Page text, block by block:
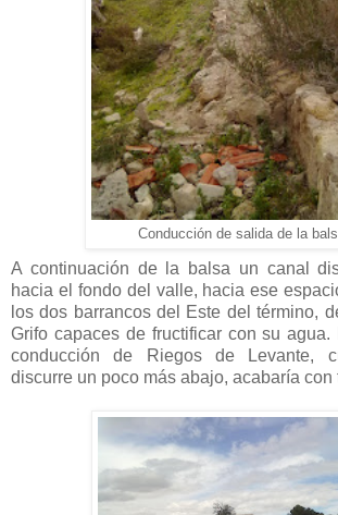
Conducción de salida de la
A continuación de la balsa un canal
hacia el fondo del valle, hacia ese
los dos barrancos del Este del término,
Grifo capaces de fructificar con su agua.
conducción de Riegos de Levante,
discurre un poco más abajo, acabaría con